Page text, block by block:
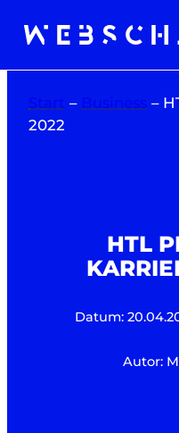
Inhalt
– –
2022
HTL
Datum:
Autor: